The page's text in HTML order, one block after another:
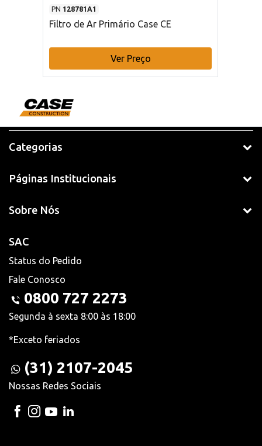
PN 128781A1
Filtro de Ar Primário Case CE
Ver Preço
Categorias
Páginas Institucionais
Sobre Nós
SAC
Status do Pedido
Fale Conosco
0800 727 2273
Segunda à sexta 8:00 às 18:00
*Exceto feriados
(31) 2107-2045
Nossas Redes Sociais